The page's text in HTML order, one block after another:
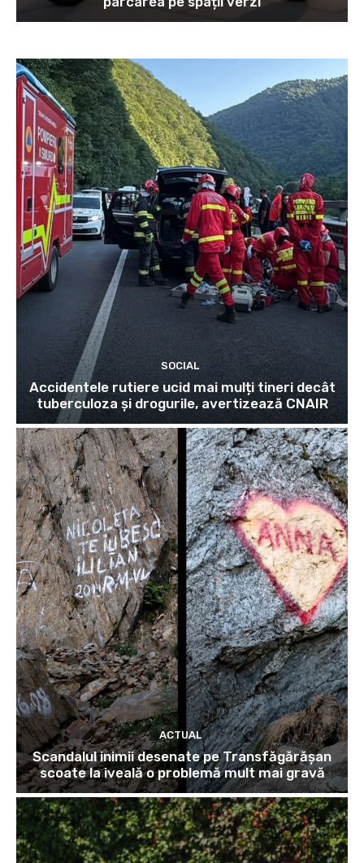
SOCIAL
Accidentele rutiere ucid mai mulți tineri decât
tuberculoza și drogurile, avertizează CNAIR
ACTUAL
Scandalul inimii desenate pe Transfăgărășan
scoate la iveală o problemă mult mai gravă